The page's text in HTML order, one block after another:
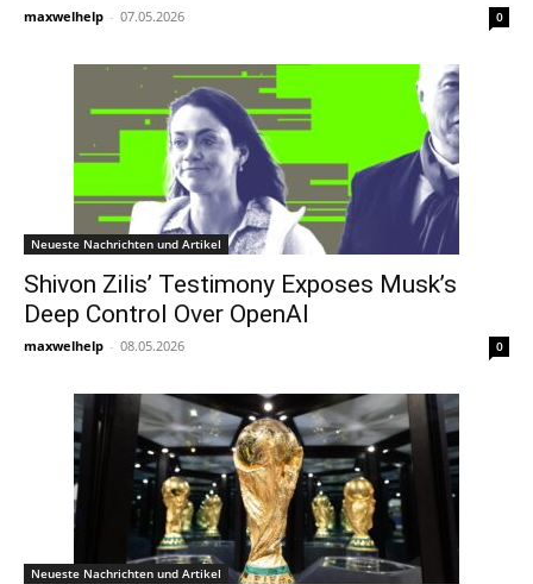
maxwelhelp - 07.05.2026 0
Neueste Nachrichten und Artikel
Shivon Zilis’ Testimony Exposes Musk’s
Deep Control Over OpenAI
maxwelhelp - 08.05.2026 0
Neueste Nachrichten und Artikel